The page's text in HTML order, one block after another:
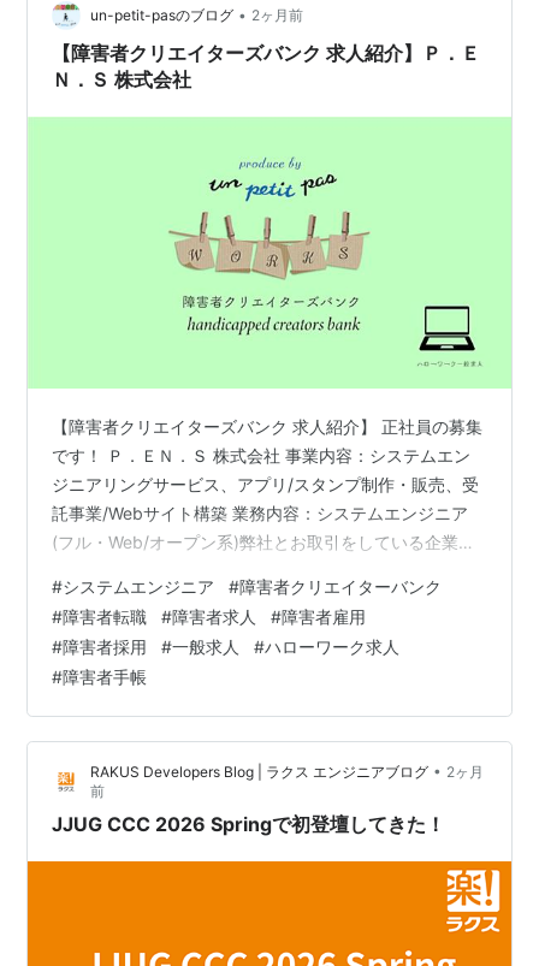
ッド名に説明を書くと、コンパイラで警告が出た…
un-petit-pasのブログ • 2ヶ月前
【障害者クリエイターズバンク 求人紹介】Ｐ．Ｅ
Ｎ．Ｓ 株式会社
【障害者クリエイターズバンク 求人紹介】 正社員の募集
です！ Ｐ．ＥＮ．Ｓ 株式会社 事業内容：システムエン
ジニアリングサービス、アプリ/スタンプ制作・販売、受
託事業/Webサイト構築 業務内容：システムエンジニア
(フル・Web/オープン系)弊社とお取引をしている企業様
PHP等のプログラミング言語を活用し、スマホアプリや
ゲーム、交通機関等で用いる大規模なシステムまで、
様々なシステム開発を行うことになります。本人のスキ
ルやキャリアプランに合わせてお願いする仕事は変わり
ます。◇最低１ヵ月以上の研修あり◇副業OK◇AIやAWS
など最新トレンドの外…
#システムエンジニア #障害者クリエイターバンク
#障害者転職 #障害者求人 #障害者雇用
#障害者採用 #一般求人 #ハローワーク求人
#障害者手帳
RAKUS Developers Blog | ラクス エンジニアブログ • 2ヶ月
前
JJUG CCC 2026 Springで初登壇してきた！